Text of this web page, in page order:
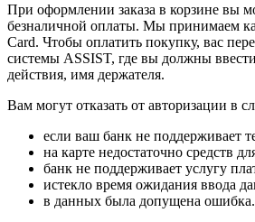
При оформлении заказа в корзине вы
безналичной оплаты. Мы принимаем
Card. Чтобы оплатить покупку, вас
системы ASSIST, где вы должны
действия, имя держателя.
Вам могут отказать от авторизации в
если ваш банк не поддерживает
на карте недостаточно средств
банк не поддерживает услугу
истекло время ожидания ввода
в данных была допущена ошибка.